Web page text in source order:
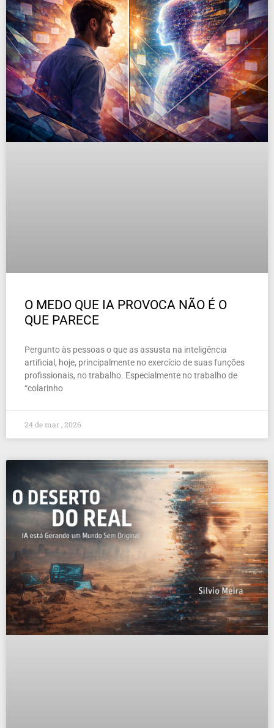
O MEDO QUE IA PROVOCA NÃO É O
QUE PARECE
Pergunto às pessoas o que as assusta na inteligência
artificial, hoje, principalmente no exercício de suas funções
profissionais, no trabalho. Especialmente no trabalho de
“colarinho
24 de mar , 2026